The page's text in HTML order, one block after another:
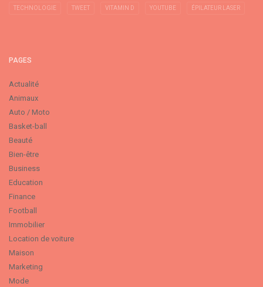
TECHNOLOGIE TWEET VITAMIN D YOUTUBE ÉPILATEUR LASER
PAGES
Actualité
Animaux
Auto / Moto
Basket-ball
Beauté
Bien-être
Business
Education
Finance
Football
Immobilier
Location de voiture
Maison
Marketing
Mode